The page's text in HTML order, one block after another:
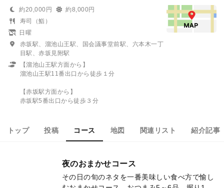
約20,000円
約8,000円
寿司（鮨）
日曜
赤坂駅、溜池山王駅、国会議事堂前駅、六本木一丁
目駅、赤坂見附駅
【溜池山王駅方面から】
溜池山王駅11番出口から徒歩１分
【赤坂駅方面から】
赤坂駅5番出口から徒歩３分
トップ 投稿 コース 地図 関連リスト 紹介記事
夜のおまかせコース
その日の旬のネタを一番美味しい食べ方で愉し